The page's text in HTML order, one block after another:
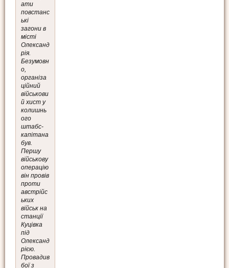
ати
повстанс
ькі
загони в
місті
Олександ
рія.
Безумовн
о,
організа
ційний
військови
й хист у
колишнь
ого
штабс-
капітана
був.
Першу
військову
операцію
він провів
проти
австрійс
ьких
військ на
станції
Куцівка
під
Олександ
рією.
Провадив
бої з